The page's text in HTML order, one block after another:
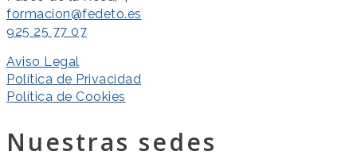
formacion@fedeto.es
925 25 77 07
Aviso Legal
Política de Privacidad
Política de Cookies
Nuestras sedes